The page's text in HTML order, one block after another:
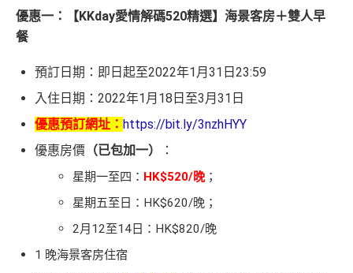
優惠一：【KKday愛情解碼520精選】海景客房＋雙人早
餐
預訂日期：即日起至2022年1月31日23:59
入住日期：2022年1月18日至3月31日
優惠預訂網址： https://bit.ly/3nzhHYY
優惠房價 （已包加一） ：
星期一至四： HK$520/晚；
星期五至日：HK$620/晚；
2月12至14日：HK$820/晚
1 晚海景客房住宿